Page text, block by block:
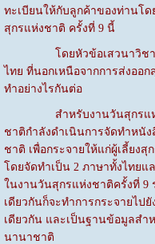
ทะเบียนให้กับลูกค้าของท่านโ
สุกรแห่งชาติ ครั้งที่ 9 นี้
โดยหัวข้อเสวนาวิชาการ
ไทย ที่นอกเหนือจากการส่งออ
ทำอย่างไรกันต่อ
สำหรับงานวันสุกรแห่งชา
ชาติกำลังดำเนินการจัดทำหนั
ชาติ เพื่อกระจายให้แก่ผู้เลี้ยง
โดยจัดทำเป็น 2 ภาษาทั้งไทยแ
ในงานวันสุกรแห่งชาติครั้งที่ 9
เดียวกันก็จะทำการกระจายไป
เดียวกัน และเป็นฐานข้อมูลสำ
นานาชาติ